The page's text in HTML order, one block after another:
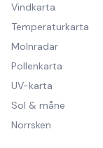
Vindkarta
Temperaturkarta
Molnradar
Pollenkarta
UV-karta
Sol & måne
Norrsken